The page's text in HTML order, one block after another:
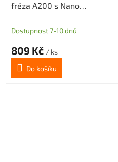
fréza A200 s Nano
průměr 0,5 R0,25
Dostupnost 7-10 dnů
809 Kč / ks
Do košíku